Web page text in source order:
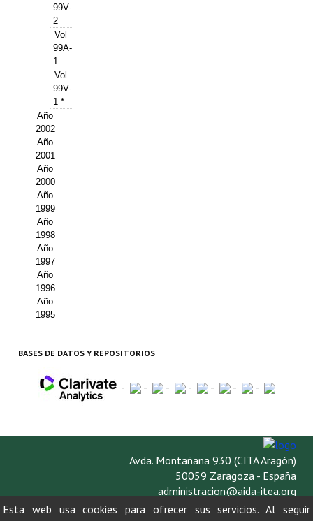
99V-
2
Vol
99A-
1
Vol
99V-
1 *
Año
2002
Año
2001
Año
2000
Año
1999
Año
1998
Año
1997
Año
1996
Año
1995
BASES DE DATOS Y REPOSITORIOS
- - - - - - -
Avda. Montañana 930 (CITA Aragón)
50059 Zaragoza - España
administracion@aida-itea.org
976 716 305
Esta web usa cookies para ofrecer sus servicios. Al seguir